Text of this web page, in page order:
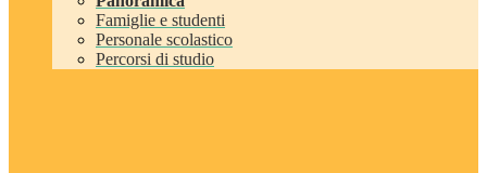
Famiglie e studenti
Personale scolastico
Percorsi di studio